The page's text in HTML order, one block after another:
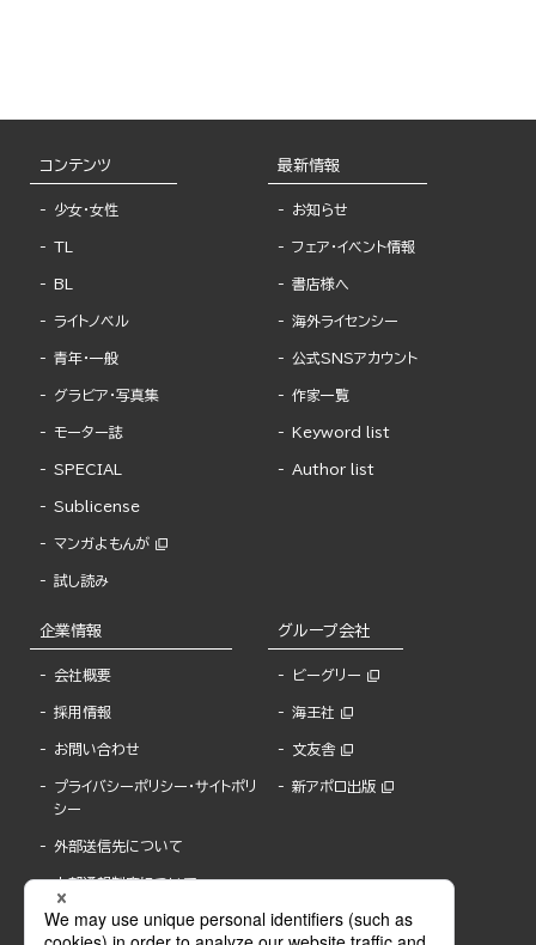
コンテンツ
少女・女性
TL
BL
ライトノベル
青年・一般
グラビア・写真集
モーター誌
SPECIAL
Sublicense
マンガよもんが
試し読み
最新情報
お知らせ
フェア・イベント情報
書店様へ
海外ライセンシー
公式SNSアカウント
作家一覧
Keyword list
Author list
企業情報
会社概要
採用情報
お問い合わせ
プライバシーポリシー・サイトポリ
シー
外部送信先について
内部通報制度について
グループ会社
ビーグリー
海王社
文友舎
新アポロ出版